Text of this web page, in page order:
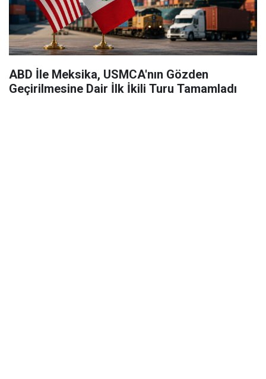
ABD İle Meksika, USMCA'nın Gözden
Geçirilmesine Dair İlk İkili Turu Tamamladı